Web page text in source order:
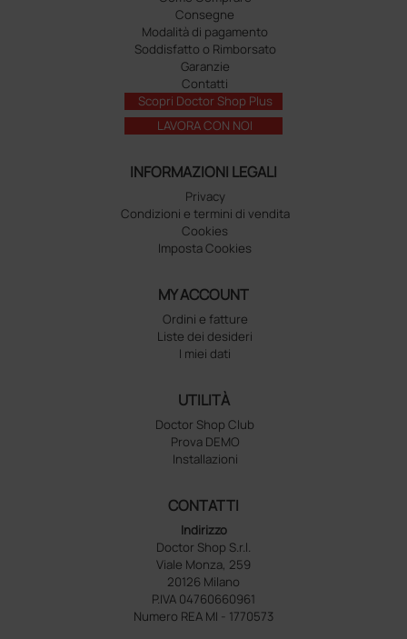
Consegne
Modalità di pagamento
Soddisfatto o Rimborsato
Garanzie
Contatti
Scopri Doctor Shop Plus
LAVORA CON NOI
INFORMAZIONI LEGALI
Privacy
Condizioni e termini di vendita
Cookies
Imposta Cookies
MY ACCOUNT
Ordini e fatture
Liste dei desideri
I miei dati
UTILITÀ
Doctor Shop Club
Prova DEMO
Installazioni
CONTATTI
Indirizzo
Doctor Shop S.r.l.
Viale Monza, 259
20126 Milano
P.IVA 04760660961
Numero REA MI - 1770573